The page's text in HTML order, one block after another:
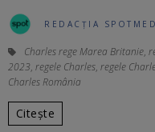
REDACȚIA
Charles rege Marea Britanie,
2023, regele Charles, regele
Charles România
Citește